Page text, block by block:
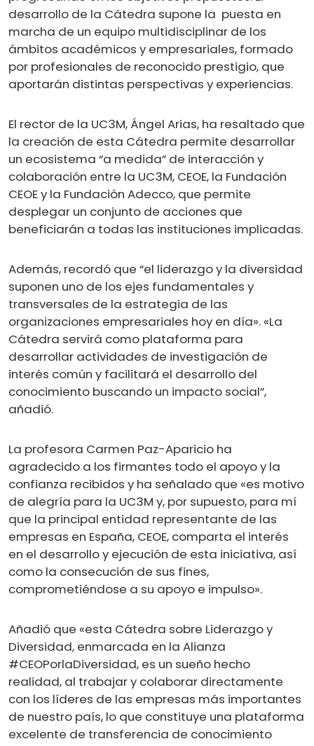
desarrollo de la Cátedra supone la puesta en
marcha de un equipo multidisciplinar de los
ámbitos académicos y empresariales, formado
por profesionales de reconocido prestigio, que
aportarán distintas perspectivas y experiencias.
El rector de la UC3M, Ángel Arias, ha resaltado que
la creación de esta Cátedra permite desarrollar
un ecosistema “a medida” de interacción y
colaboración entre la UC3M, CEOE, la Fundación
CEOE y la Fundación Adecco, que permite
desplegar un conjunto de acciones que
beneficiarán a todas las instituciones implicadas.
Además, recordó que “el liderazgo y la diversidad
suponen uno de los ejes fundamentales y
transversales de la estrategia de las
organizaciones empresariales hoy en día». «La
Cátedra servirá como plataforma para
desarrollar actividades de investigación de
interés común y facilitará el desarrollo del
conocimiento buscando un impacto social”,
añadió.
La profesora Carmen Paz-Aparicio ha
agradecido a los firmantes todo el apoyo y la
confianza recibidos y ha señalado que «es motivo
de alegría para la UC3M y, por supuesto, para mí
que la principal entidad representante de las
empresas en España, CEOE, comparta el interés
en el desarrollo y ejecución de esta iniciativa, así
como la consecución de sus fines,
comprometiéndose a su apoyo e impulso».
Añadió que «esta Cátedra sobre Liderazgo y
Diversidad, enmarcada en la Alianza
#CEOPorlaDiversidad, es un sueño hecho
realidad, al trabajar y colaborar directamente
con los líderes de las empresas más importantes
de nuestro país, lo que constituye una plataforma
excelente de transferencia de conocimiento